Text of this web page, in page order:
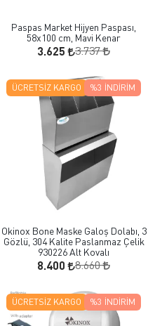
Paspas Market Hijyen Paspası,
58x100 cm, Mavi Kenar
3.625 3.737
ÜCRETSIZ KARGO
Okinox Bone Maske Galoş Dolabı, 3
Gözlü, 304 Kalite Paslanmaz Çelik
930226 Alt Kovalı
8.400 8.660
%3 İNDIRIM
ÜCRETSIZ KARGO %3 İNDIRIM